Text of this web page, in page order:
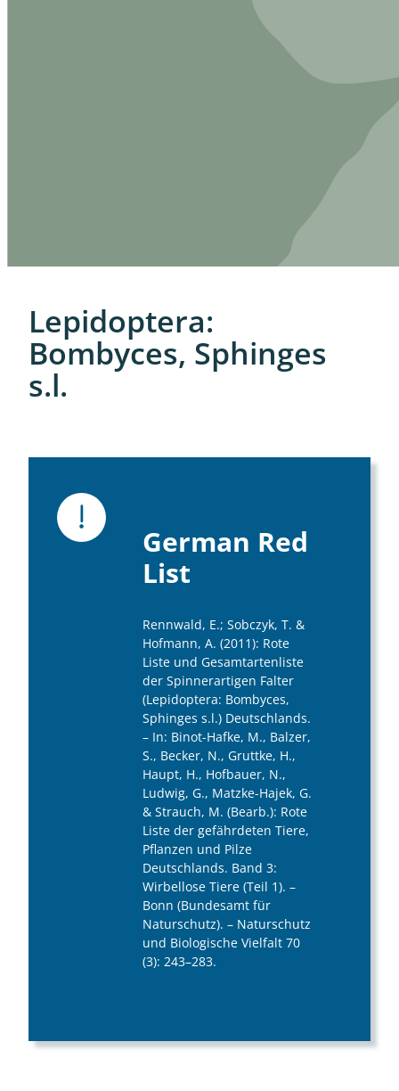
Lepidoptera:
Bombyces, Sphinges
s.l.
German Red
List
Rennwald, E.; Sobczyk, T. &
Hofmann, A. (2011): Rote
Liste und Gesamtartenliste
der Spinnerartigen Falter
(Lepidoptera: Bombyces,
Sphinges s.l.) Deutschlands.
– In: Binot-Hafke, M., Balzer,
S., Becker, N., Gruttke, H.,
Haupt, H., Hofbauer, N.,
Ludwig, G., Matzke-Hajek, G.
& Strauch, M. (Bearb.): Rote
Liste der gefährdeten Tiere,
Pflanzen und Pilze
Deutschlands. Band 3:
Wirbellose Tiere (Teil 1). –
Bonn (Bundesamt für
Naturschutz). – Naturschutz
und Biologische Vielfalt 70
(3): 243–283.